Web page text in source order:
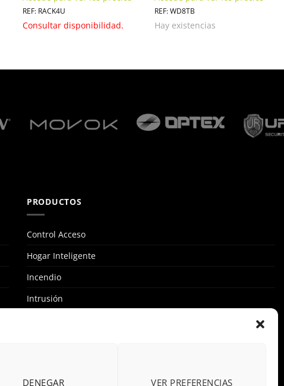
DENEGAR VER PREFERENCIAS
REF: RACK4U
Consultar disponibilidad.
REF: WD8TB
Hay existencias
PRODUCTOS
Control Acceso
Hogar Inteligente
Incendio
Intrusión